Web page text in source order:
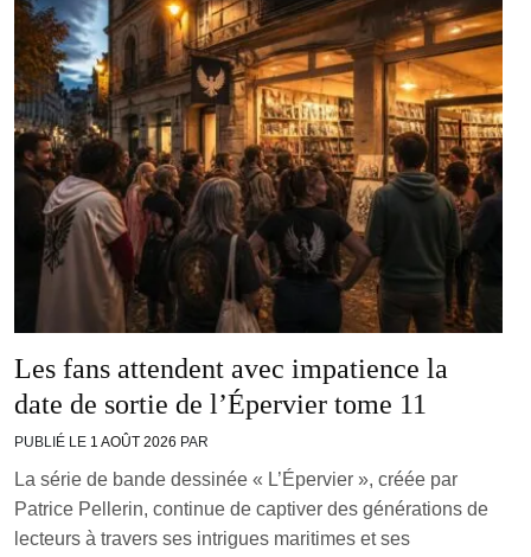
Les fans attendent avec impatience la
date de sortie de l’Épervier tome 11
PUBLIÉ LE 1 AOÛT 2026 PAR
La série de bande dessinée « L’Épervier », créée par
Patrice Pellerin, continue de captiver des générations de
lecteurs à travers ses intrigues maritimes et ses